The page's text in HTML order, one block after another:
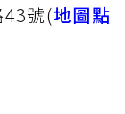
43號(地圖點